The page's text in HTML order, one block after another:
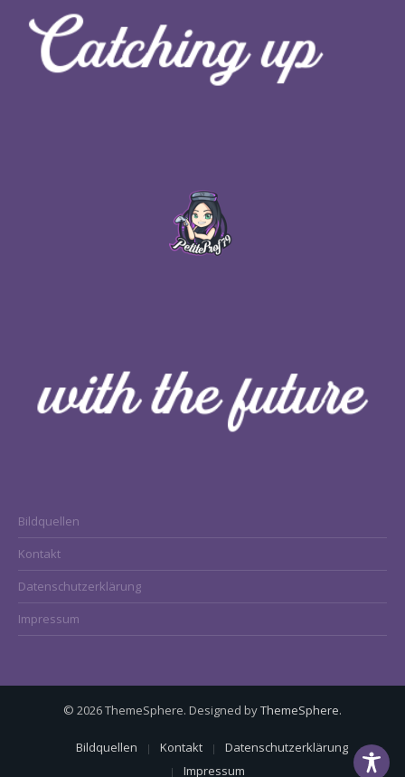
Bildquellen
Kontakt
Datenschutzerklärung
Impressum
© 2026 ThemeSphere. Designed byThemeSphere.
Bildquellen Kontakt
Datenschutzerklärung
Impressum